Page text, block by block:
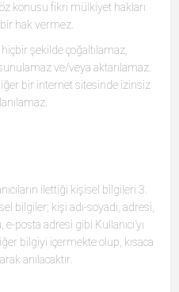
konusu fikri mülkiyet hakları
hak vermez.
şekilde çoğaltılamaz,
ve/veya aktarılamaz.
bir internet sitesinde izinsiz
ilettiği kişisel bilgileri 3.
bilgiler; kişi adı-soyadı, adresi,
posta adresi gibi Kullanıcı’yı
bilgiyi içermekte olup, kısaca
anılacaktır.